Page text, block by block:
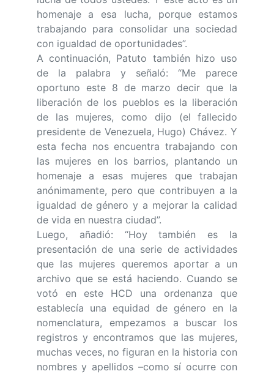
homenaje a esa lucha, porque estamos
trabajando para consolidar una sociedad
con igualdad de oportunidades”.
A continuación, Patuto también hizo uso
de la palabra y señaló: “Me parece
oportuno este 8 de marzo decir que la
liberación de los pueblos es la liberación
de las mujeres, como dijo (el fallecido
presidente de Venezuela, Hugo) Chávez. Y
esta fecha nos encuentra trabajando con
las mujeres en los barrios, plantando un
homenaje a esas mujeres que trabajan
anónimamente, pero que contribuyen a la
igualdad de género y a mejorar la calidad
de vida en nuestra ciudad”.
Luego, añadió: “Hoy también es la
presentación de una serie de actividades
que las mujeres queremos aportar a un
archivo que se está haciendo. Cuando se
votó en este HCD una ordenanza que
establecía una equidad de género en la
nomenclatura, empezamos a buscar los
registros y encontramos que las mujeres,
muchas veces, no figuran en la historia con
nombres y apellidos –como sí ocurre con